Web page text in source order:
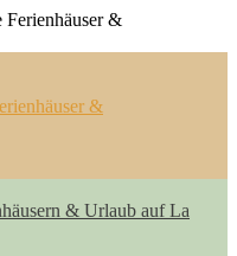
&
& Urlaub auf La